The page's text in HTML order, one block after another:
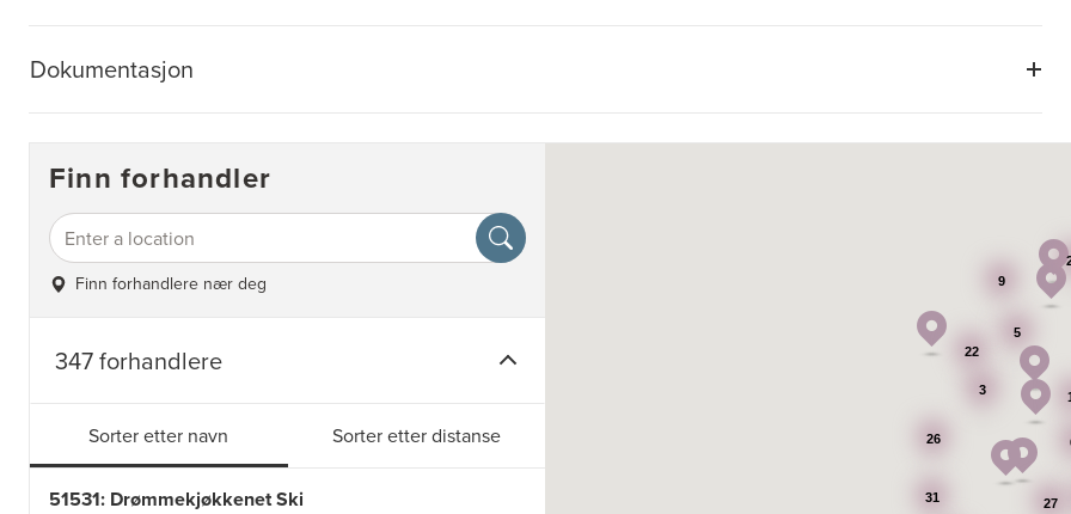
Dokumentasjon
Finn forhandler
Finn forhandlere nær deg
347 forhandlere
Sorter etter navn Sorter etter distanse
51531: Drømmekjøkkenet Ski 27
26
31
22
9
3
5